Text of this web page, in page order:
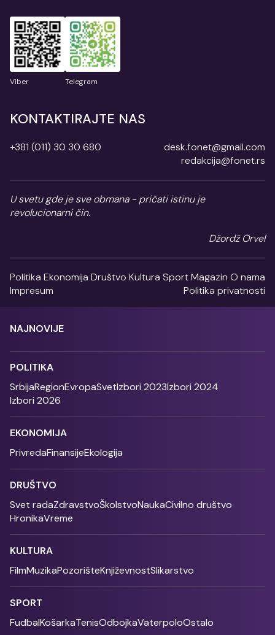
Viber Telegram
KONTAKTIRAJTE NAS
+381 (011) 30 30 680
desk.fonet@gmail.com
redakcija@fonet.rs
U svetu gde je sve obmana - pričati istinu je
revolucionarni čin.
Džordž Orvel
Politika Ekonomija Društvo Kultura SportMagazin O nama
Impresum
Politika privatnosti
NAJNOVIJE
POLITIKA
SrbijaRegionEvropaSvetIzbori 2023Izbori 2024
Izbori 2026
EKONOMIJA
PrivredaFinansijeEkologija
DRUŠTVO
Svet radaZdravstvoŠkolstvoNaukaCivilno društvo
HronikaVreme
KULTURA
FilmMuzikaPozorišteKnjiževnostSlikarstvo
SPORT
FudbalKošarkaTenisOdbojkaVaterpoloOstalo